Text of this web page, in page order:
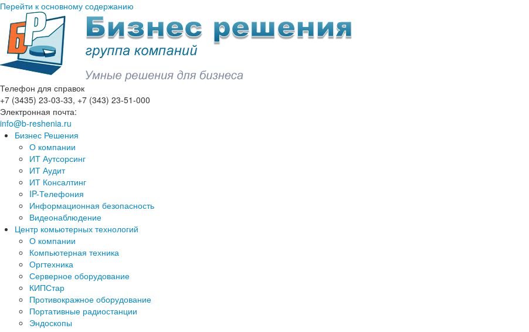
Перейти к основному содержанию
Телефон для справок
+7 (3435) 23-03-33, +7 (343) 23-51-000
Электронная почта:
info@b-reshenia.ru
Бизнес Решения
О компании
ИТ Аутсорсинг
ИТ Аудит
ИТ Консалтинг
IP-Телефония
Информационная безопасность
Видеонаблюдение
Центр комьютерных технологий
О компании
Компьютерная техника
Оргтехника
Серверное оборудование
КИПСтар
Противокражное оборудование
Портативные радиостанции
Эндоскопы